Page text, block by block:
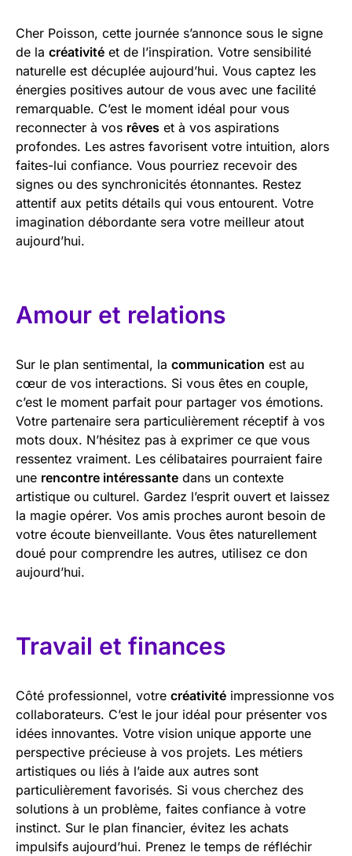
Cher Poisson, cette journée s’annonce sous le signe
de la créativité et de l’inspiration. Votre sensibilité
naturelle est décuplée aujourd’hui. Vous captez les
énergies positives autour de vous avec une facilité
remarquable. C’est le moment idéal pour vous
reconnecter à vos rêves et à vos aspirations
profondes. Les astres favorisent votre intuition, alors
faites-lui confiance. Vous pourriez recevoir des
signes ou des synchronicités étonnantes. Restez
attentif aux petits détails qui vous entourent. Votre
imagination débordante sera votre meilleur atout
aujourd’hui.
Amour et relations
Sur le plan sentimental, la communication est au
cœur de vos interactions. Si vous êtes en couple,
c’est le moment parfait pour partager vos émotions.
Votre partenaire sera particulièrement réceptif à vos
mots doux. N’hésitez pas à exprimer ce que vous
ressentez vraiment. Les célibataires pourraient faire
une rencontre intéressante dans un contexte
artistique ou culturel. Gardez l’esprit ouvert et laissez
la magie opérer. Vos amis proches auront besoin de
votre écoute bienveillante. Vous êtes naturellement
doué pour comprendre les autres, utilisez ce don
aujourd’hui.
Travail et finances
Côté professionnel, votre créativité impressionne vos
collaborateurs. C’est le jour idéal pour présenter vos
idées innovantes. Votre vision unique apporte une
perspective précieuse à vos projets. Les métiers
artistiques ou liés à l’aide aux autres sont
particulièrement favorisés. Si vous cherchez des
solutions à un problème, faites confiance à votre
instinct. Sur le plan financier, évitez les achats
impulsifs aujourd’hui. Prenez le temps de réfléchir